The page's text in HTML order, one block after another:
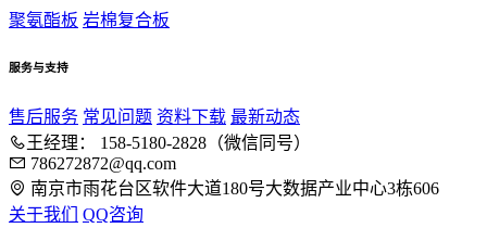
聚氨酯板 岩棉复合板
服务与支持
售后服务 常见问题 资料下载 最新动态
王经理： 158-5180-2828（微信同号）
786272872@qq.com
南京市雨花台区软件大道180号大数据产业中心3栋606
关于我们
QQ咨询